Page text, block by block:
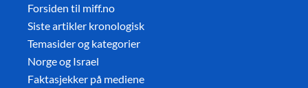
Forsiden til miff.no
Siste artikler kronologisk
Temasider og kategorier
Norge og Israel
Faktasjekker på mediene